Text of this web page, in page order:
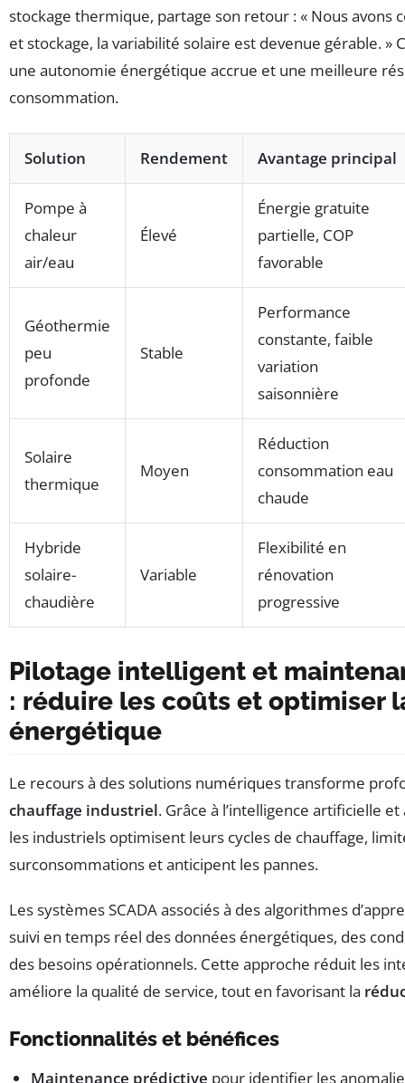
stockage thermique, partage son retour : « Nous avons
et stockage, la variabilité solaire est devenue gérable. »
une autonomie énergétique accrue et une meilleure
consommation.
Solution Rendement Avantage principal
Pompe à
chaleur
air/eau
Élevé
Énergie gratuite
partielle, COP
favorable
Géothermie
peu
profonde
Stable
Performance
constante, faible
variation
saisonnière
Solaire
thermique
Moyen
Réduction
consommation eau
chaude
Hybride
solaire-
chaudière
Variable
Flexibilité en
rénovation
progressive
Pilotage intelligent et
: réduire les coûts et optimiser
énergétique
Le recours à des solutions numériques transforme
chauffage industriel. Grâce à l’intelligence artificielle
les industriels optimisent leurs cycles de chauffage,
surconsommations et anticipent les pannes.
Les systèmes SCADA associés à des algorithmes
suivi en temps réel des données énergétiques, des
des besoins opérationnels. Cette approche réduit les
améliore la qualité de service, tout en favorisant la
Fonctionnalités et bénéfices
Maintenance prédictive pour identifier les